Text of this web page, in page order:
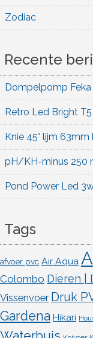
Zodiac
Recente
Dompelpomp
Retro Led Bright
Knie 45° lijm 63mm
pH/KH-minus 250
Pond Power Led
Tags
afvoer pvc Air Aqua
Colombo Dieren |
Vissenvoer Druk
Gardena Hikari